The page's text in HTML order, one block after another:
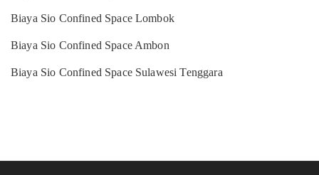
Biaya Sio Confined Space Lombok
Biaya Sio Confined Space Ambon
Biaya Sio Confined Space Sulawesi Tenggara